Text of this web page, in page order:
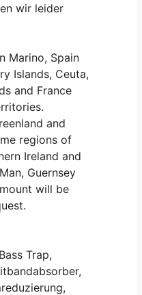
wir leider
Marino, Spain
Islands, Ceuta,
and France
and
regions of
Ireland and
Guernsey
will be
Trap,